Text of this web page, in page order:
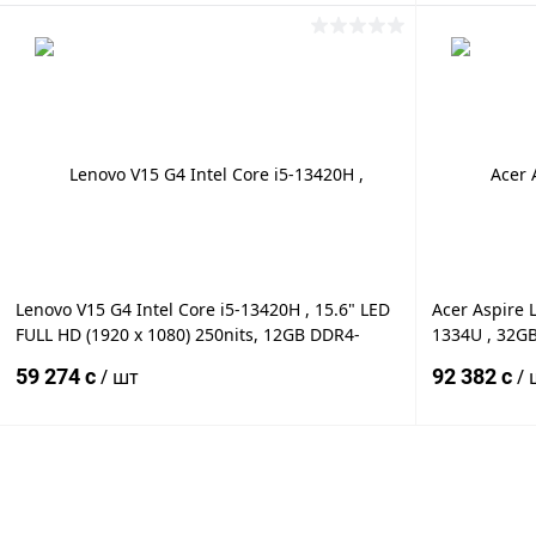
Lenovo V15 G4 Intel Core i5-13420H , 15.6" LED
FULL HD (1920 x 1080) 250nits, 12GB DDR4-
UHD Graphics, WiFi 6, BT5.2, HD 720P Ca
59 274 c/ шт
Acer Aspire
1334U ,
16" IPS
92 382 c/